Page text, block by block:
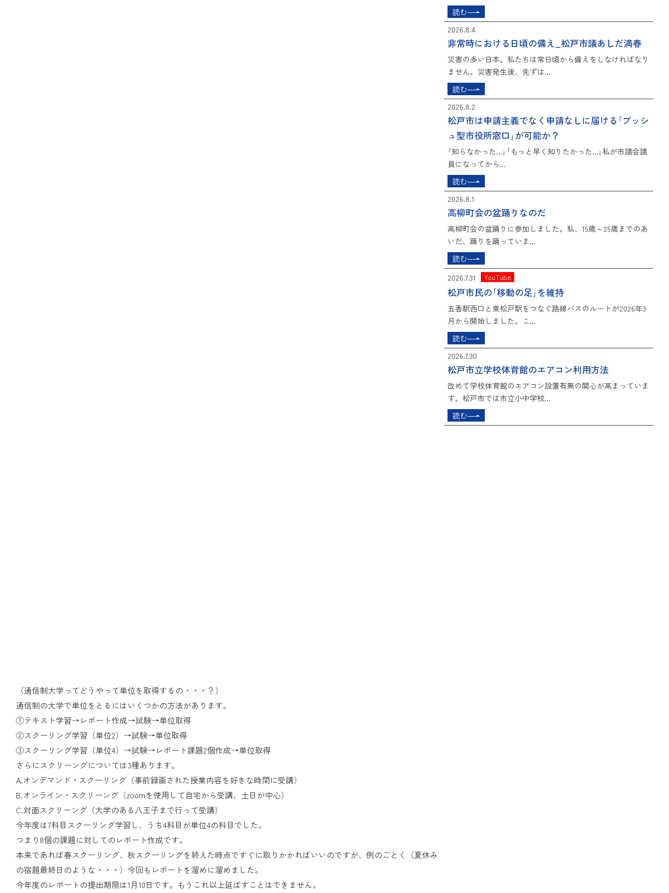
（通信制大学ってどうやって単位を取得するの・・・？）
通信制の大学で単位をとるにはいくつかの方法があります。
①テキスト学習→レポート作成→試験→単位取得
②スクーリング学習（単位2）→試験→単位取得
③スクーリング学習（単位4）→試験→レポート課題2個作成→単位取得
さらにスクリーングについては3種あります。
A.オンデマンド・スクーリング（事前録画された授業内容を好きな時間に受講）
B.オンライン・スクリーング（zoomを使用して自宅から受講、土日が中心）
C.対面スクリーング（大学のある八王子まで行って受講）
今年度は7科目スクーリング学習し、うち4科目が単位4の科目でした。
つまり8個の課題に対してのレポート作成です。
本来であれば春スクーリング、秋スクーリングを終えた時点ですぐに取りかかればいいのですが、例のごとく（夏休み
の宿題最終日のような・・・）今回もレポートを溜めに溜めました。
今年度のレポートの提出期限は1月10日です。もうこれ以上延ばすことはできません。
読む
2026.8.4
非常時における日頃の備え_松戸市議あしだ満春
災害の多い日本。私たちは常日頃から備えをしなければなり
ません。災害発生後、先ずは...
読む
2026.8.2
松戸市は申請主義でなく申請なしに届ける｢プッシ
ュ型市役所窓口｣が可能か？
｢知らなかった...｣｢もっと早く知りたかった...｣私が市議会議
員になってから...
読む
2026.8.1
高柳町会の盆踊りなのだ
高柳町会の盆踊りに参加しました。私、15歳～25歳までのあ
いだ、踊りを踊っていま...
読む
2026.7.31
YouTube
松戸市民の｢移動の足｣を維持
五香駅西口と東松戸駅をつなぐ路線バスのルートが2026年3
月から開始しました。こ...
読む
2026.7.30
松戸市立学校体育館のエアコン利用方法
改めて学校体育館のエアコン設置有無の関心が高まっていま
す。松戸市では市立小中学校...
読む